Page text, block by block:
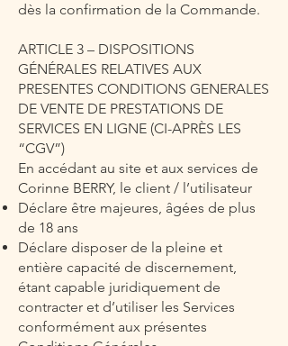
dès la confirmation de la Commande.
ARTICLE 3 – DISPOSITIONS
GÉNÉRALES RELATIVES AUX
PRESENTES CONDITIONS GENERALES
DE VENTE DE PRESTATIONS DE
SERVICES EN LIGNE (CI-APRÈS LES
“CGV”)
En accédant au site et aux services de
Corinne BERRY, le client / l’utilisateur
Déclare être majeures, âgées de plus
de 18 ans
Déclare disposer de la pleine et
entière capacité de discernement,
étant capable juridiquement de
contracter et d’utiliser les Services
conformément aux présentes